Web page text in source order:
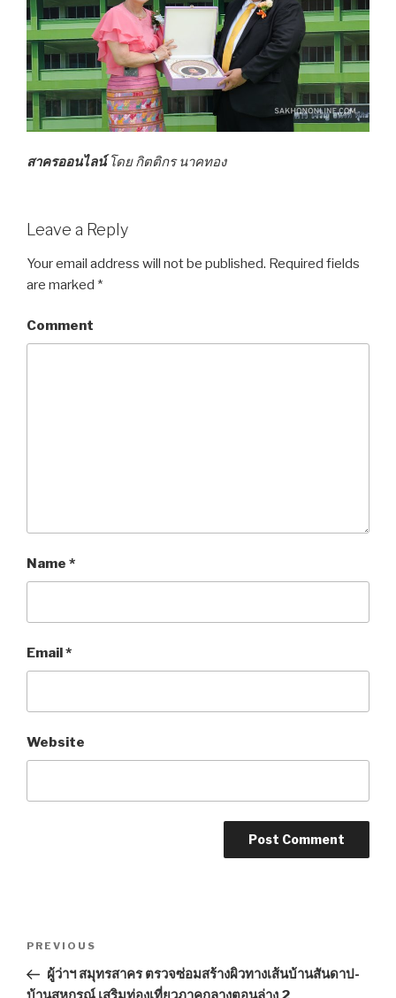
สาครออนไลน์ โดย กิตติกร นาคทอง
Leave a Reply
Your email address will not be published. Required fields
are marked *
Comment
Name *
Email*
Website
Post
navigation
Previous
Post
PREVIOUS
ผู้ว่าฯ สมุทรสาคร ตรวจซ่อมสร้างผิวทางเส้นบ้านสันดาป-